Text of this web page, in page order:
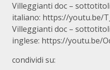
Villeggianti doc –
italiano: https://youtu.be/
Villeggianti doc –
inglese: https://youtu.be/
condividi su: